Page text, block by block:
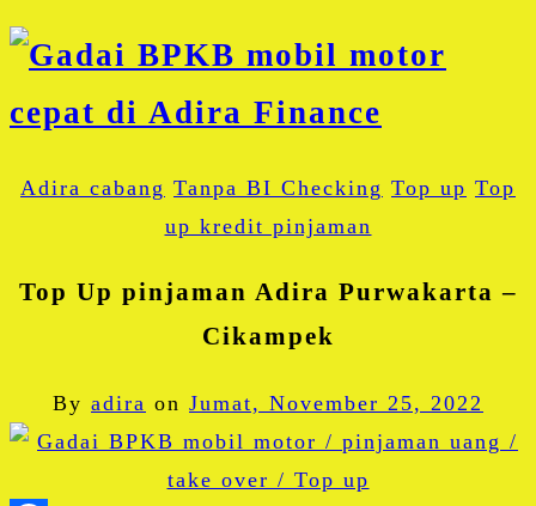
Adira cabang Tanpa BI Checking Top up Top
up kredit pinjaman
Top Up pinjaman Adira Purwakarta –
Cikampek
By adira on Jumat, November 25, 2022